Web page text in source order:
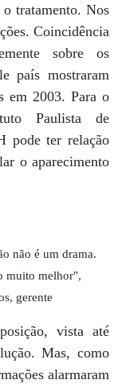
o tratamento. Nos
Coincidência
sobre os
país mostraram
em 2003. Para o
Paulista de
pode ter relação
o aparecimento
não é um drama.
muito melhor",
gerente
vista até
Mas, como
alarmaram